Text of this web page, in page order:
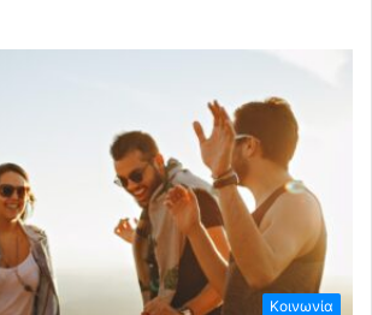
Κοινωνία